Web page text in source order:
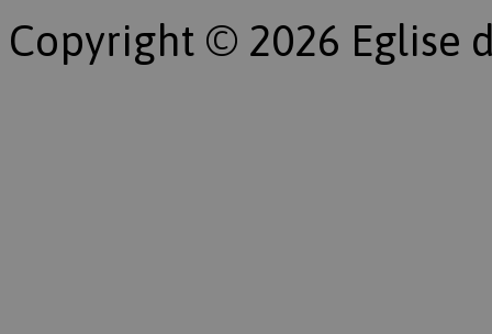
Copyright © 2026 Eglise